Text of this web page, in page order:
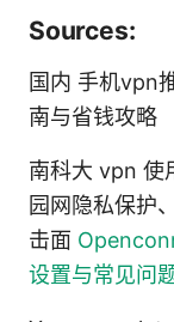
Sources:
国内 手机vpn
南与省钱攻略
南科大 vpn 使
园网隐私保护
击面
设置与常见问